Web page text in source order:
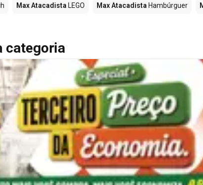
Max Atacadista LEGO Max Atacadista Hambúrguer
categoria